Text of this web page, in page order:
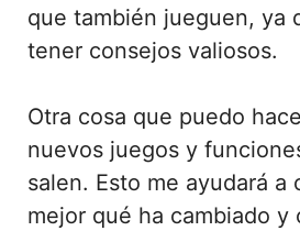
que también jueguen, ya
tener consejos valiosos.
Otra cosa que puedo
nuevos juegos y
salen. Esto me ayudará a
mejor qué ha cambiado y